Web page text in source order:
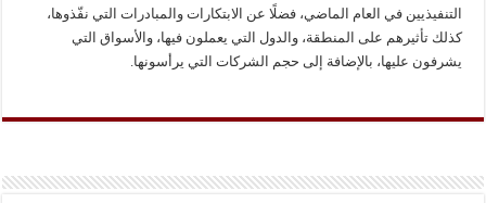
التنفيذيين في العام الماضي، فضلًا عن الابتكارات والمبادرات التي نفّذوها،
كذلك تأثيرهم على المنطقة، والدول التي يعملون فيها، والأسواق التي
يشرفون عليها، بالإضافة إلى حجم الشركات التي يرأسونها.